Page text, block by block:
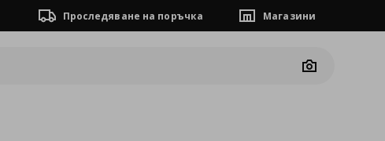
Проследяване на поръчка Магазини
Camera